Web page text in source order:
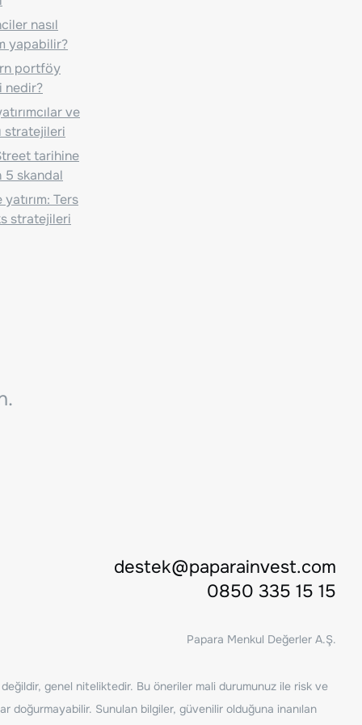
nasıl
yapabilir?
portföy
nedir?
ve
stratejileri
tarihine
5 skandal
Ters
stratejileri
destek@paparainvest.com
0850 335 15 15
Papara Menkul Değerler A.Ş.
değildir, genel niteliktedir. Bu öneriler mali durumunuz ile risk ve
doğurmayabilir. Sunulan bilgiler, güvenilir olduğuna inanılan